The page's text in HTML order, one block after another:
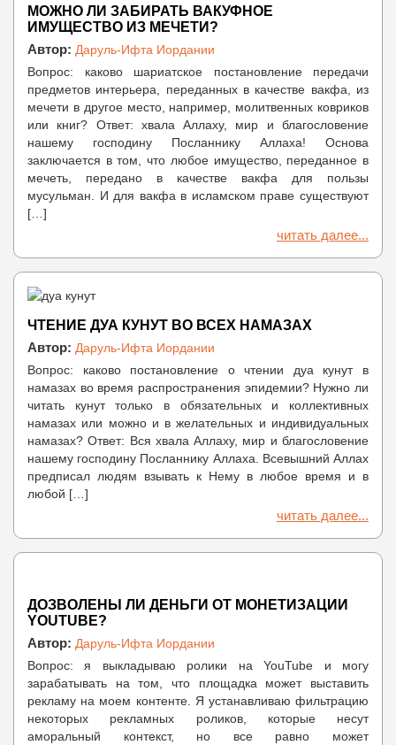
МОЖНО ЛИ ЗАБИРАТЬ ВАКУФНОЕ
ИМУЩЕСТВО ИЗ МЕЧЕТИ?
Автор: Даруль-Ифта Иордании
Вопрос: каково шариатское постановление передачи
предметов интерьера, переданных в качестве вакфа, из
мечети в другое место, например, молитвенных ковриков
или книг? Ответ: хвала Аллаху, мир и благословение
нашему господину Посланнику Аллаха! Основа
заключается в том, что любое имущество, переданное в
мечеть, передано в качестве вакфа для пользы
мусульман. И для вакфа в исламском праве существуют
[…]
читать далее...
ЧТЕНИЕ ДУА КУНУТ ВО ВСЕХ НАМАЗАХ
Автор: Даруль-Ифта Иордании
Вопрос: каково постановление о чтении дуа кунут в
намазах во время распространения эпидемии? Нужно ли
читать кунут только в обязательных и коллективных
намазах или можно и в желательных и индивидуальных
намазах? Ответ: Вся хвала Аллаху, мир и благословение
нашему господину Посланнику Аллаха. Всевышний Аллах
предписал людям взывать к Нему в любое время и в
любой […]
читать далее...
ДОЗВОЛЕНЫ ЛИ ДЕНЬГИ ОТ МОНЕТИЗАЦИИ
YOUTUBE?
Автор: Даруль-Ифта Иордании
Вопрос: я выкладываю ролики на YouTube и могу
зарабатывать на том, что площадка может выставить
рекламу на моем контенте. Я устанавливаю фильтрацию
некоторых рекламных роликов, которые несут
аморальный контекст, но все равно может